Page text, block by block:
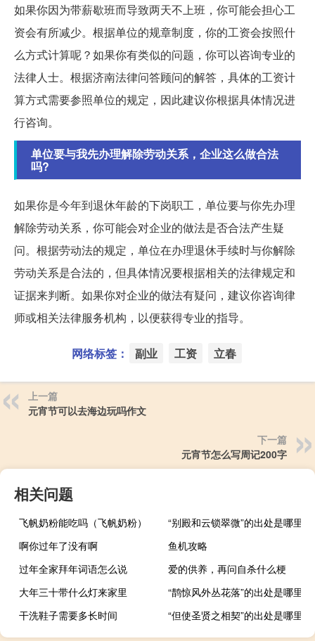
如果你因为带薪歇班而导致两天不上班，你可能会担心工
资会有所减少。根据单位的规章制度，你的工资会按照什
么方式计算呢？如果你有类似的问题，你可以咨询专业的
法律人士。根据济南法律问答顾问的解答，具体的工资计
算方式需要参照单位的规定，因此建议你根据具体情况进
行咨询。
单位要与我先办理解除劳动关系，企业这么做合法
吗?
如果你是今年到退休年龄的下岗职工，单位要与你先办理
解除劳动关系，你可能会对企业的做法是否合法产生疑
问。根据劳动法的规定，单位在办理退休手续时与你解除
劳动关系是合法的，但具体情况要根据相关的法律规定和
证据来判断。如果你对企业的做法有疑问，建议你咨询律
师或相关法律服务机构，以便获得专业的指导。
网络标签： 副业 工资 立春
上一篇
元宵节可以去海边玩吗作文
下一篇
元宵节怎么写周记200字
相关问题
飞帆奶粉能吃吗（飞帆奶粉）
“别殿和云锁翠微”的出处是哪里
啊你过年了没有啊
鱼机攻略
过年全家拜年词语怎么说
爱的供养，再问自杀什么梗
大年三十带什么灯来家里
“鹊惊风外丛花落”的出处是哪里
干洗鞋子需要多长时间
“但使圣贤之相契”的出处是哪里